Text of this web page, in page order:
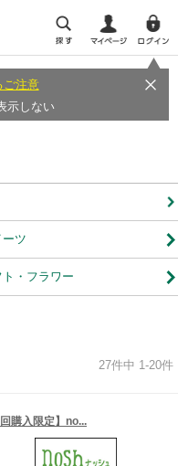
ご注意
示しない
ーツ
ト・フラワー
27件中 1-20件
回購入限定】no...